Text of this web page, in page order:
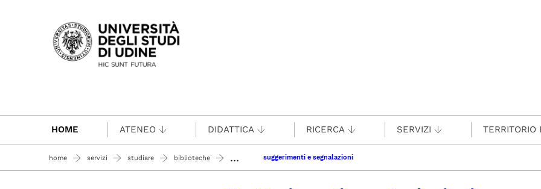
Passa al contenuto principale
HOME ATENEO DIDATTICA RICERCA SERVIZI TERRITORIO
home servizi studiare biblioteche ... suggerimenti e segnalazioni